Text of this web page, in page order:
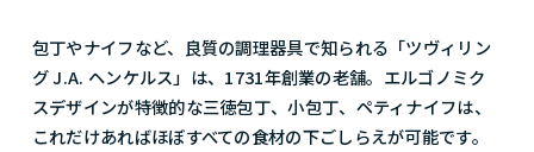
包丁やナイフなど、良質の調理器具で知られる「ツヴィリン
グ J.A. ヘンケルス」は、1731年創業の老舗。エルゴノミク
スデザインが特徴的な三徳包丁、小包丁、ペティナイフは、
これだけあればほぼすべての食材の下ごしらえが可能です。